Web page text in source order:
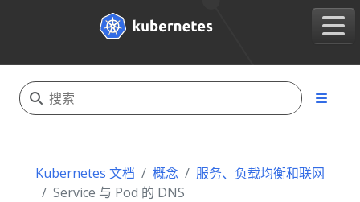
Kubernetes 文档 概念
服务、负载均衡和联网
Service 与 Pod 的 DNS